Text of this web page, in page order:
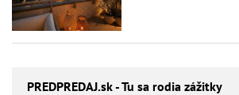
PREDPREDAJ.sk - Tu sa rodia zážitky